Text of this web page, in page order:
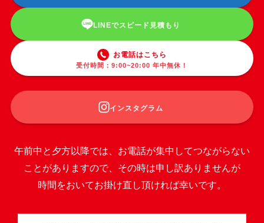
LINEでスピード見積もり
お電話はこちら
受付時間：9:00~20:00 年中無休！
インスタグラム
午前中と夕方以降では、お電話が集中してつながらない
ことがありますので、その時は申し訳ありませんが
時間をおいてお掛け直し頂ければ幸いです。